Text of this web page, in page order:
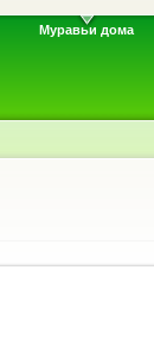
Муравьи дома